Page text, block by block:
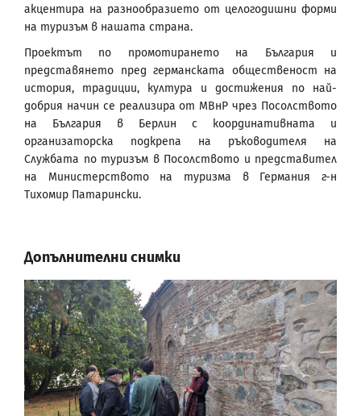
акцентира на разнообразието от целогодишни форми
на туризъм в нашата страна.
Проектът по промотирането на България и
представянето пред германската общественост на
история, традиции, култура и достижения по най-
добрия начин се реализира от МВнР чрез Посолството
на България в Берлин с координативната и
организаторска подкрепа на ръководителя на
Службата по туризъм в Посолството и представител
на Министерството на туризма в Германия г-н
Тихомир Патарински.
Допълнителни снимки